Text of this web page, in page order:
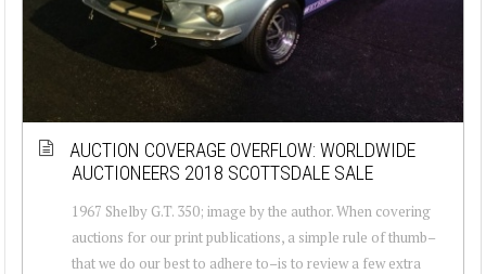
AUCTION COVERAGE OVERFLOW: WORLDWIDE
AUCTIONEERS 2018 SCOTTSDALE SALE
1967 Shelby G.T. 350; image by the author. When covering
auctions for our print publications, a simple rule of thumb–
that we do our best to adhere to–is to review a few extra